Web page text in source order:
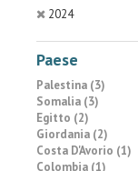
2024
Paese
Palestina (3)
Somalia (3)
Egitto (2)
Giordania (2)
Costa D'Avorio (1)
Colombia (1)